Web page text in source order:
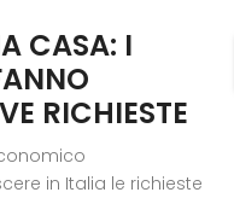
CASA: I
RICHIESTE
in Italia le richieste